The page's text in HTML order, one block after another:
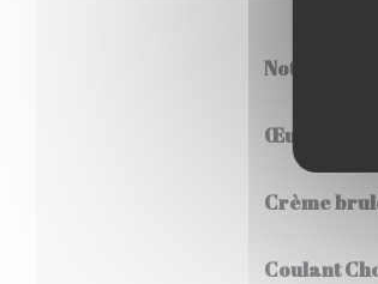
Notre
Œuf à la
Crème
Coulant